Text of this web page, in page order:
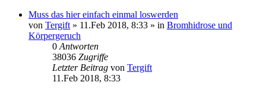
Muss das hier einfach einmal loswerden
von Tergift » 11.Feb 2018, 8:33 » in Bromhidrose und
Körpergeruch
0 Antworten
38036 Zugriffe
Letzter Beitrag von Tergift
11.Feb 2018, 8:33